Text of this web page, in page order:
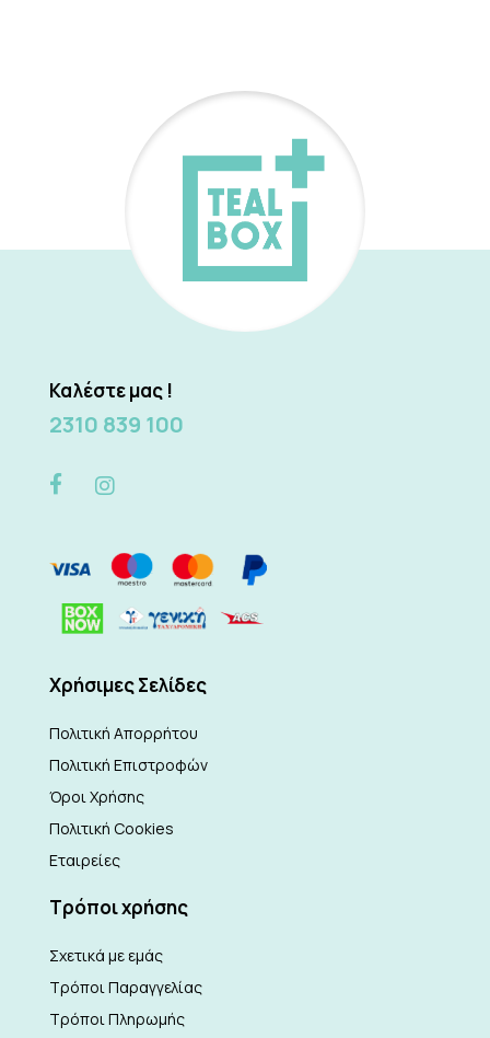
Καλέστε μας !
2310 839 100
Xρήσιμες Σελίδες
Πολιτική Απορρήτου
Πολιτική Επιστροφών
Όροι Χρήσης
Πολιτική Cookies
Εταιρείες
Τρόποι χρήσης
Σχετικά με εμάς
Τρόποι Παραγγελίας
Τρόποι Πληρωμής